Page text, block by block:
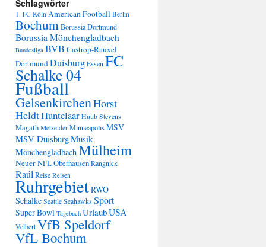
Schlagwörter
1. FC Köln American Football Berlin
BochumBorussia Dortmund
Borussia Mönchengladbach
Bundesliga BVB Castrop-Rauxel
DortmundDuisburg Essen FC
Schalke 04
Fußball
GelsenkirchenHorst
HeldtHuntelaar Huub Stevens
Magath Metzelder MinneapolisMSV
MSV DuisburgMusik
MönchengladbachMülheim
NeuerNFLOberhausen Rangnick
RaúlReise Reisen
RuhrgebietRWO
Schalke Seattle Seahawks Sport
Super Bowl Tagebuch UrlaubUSA
Velbert VfB Speldorf
VfL Bochum